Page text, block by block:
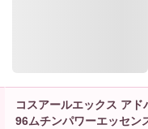
コスアールエックス アド
96ムチンパワーエッセン